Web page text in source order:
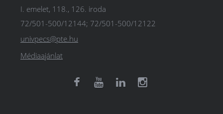
I. emelet, 118., 126. iroda
72/501-500/12144; 72/501-500/12122
univpecs@pte.hu
Médiaajánlat